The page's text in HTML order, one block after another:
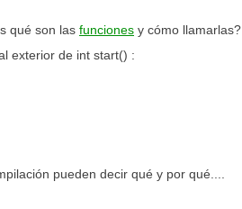
qué son las funciones y cómo llamarlas?
exterior de int start() :
pueden decir qué y por qué....